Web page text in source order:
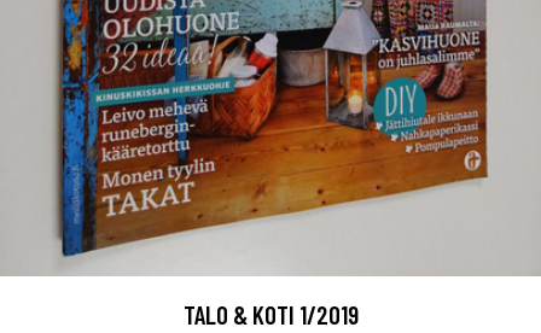
TALO & KOTI 1/2019